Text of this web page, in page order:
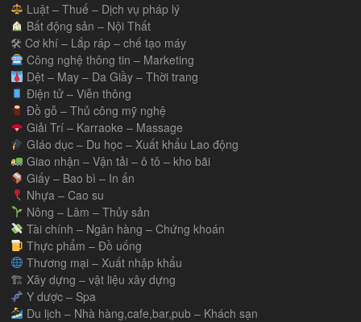
Luật – Thuế – Dịch vụ pháp lý
Bất động sản – Nội Thất
🛠 Cơ khí – Lắp ráp – chế tạo máy
Công nghệ thông tin – Marketing
Dệt – May – Da Giầy – Thời trang
Điện tử – Viễn thông
Đồ gỗ – Thủ công mỹ nghệ
Giải Trí – Karraoke – Massage
GIáo dục – Du học – Xuất khẩu Lao động
Giao nhận – Vận tải – ô tô – kho bãi
Giấy – Bao bì – In ấn
Nhựa – Cao su
Nông – Lâm – Thủy sản
Tài chính – Ngân hàng – Chứng khoán
Thực phẩm – Đồ uống
Thương mại – Xuất nhập khẩu
🏗 Xây dựng – vật liệu xây dựng
Y dược – Spa
Du lịch – Nhà hàng,cafe,bar,pub – Khách sạn